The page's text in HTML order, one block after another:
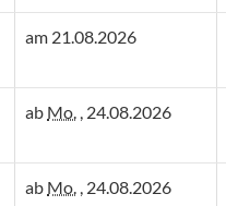
am 21.08.2026
ab Mo. , 24.08.2026
ab Mo. , 24.08.2026